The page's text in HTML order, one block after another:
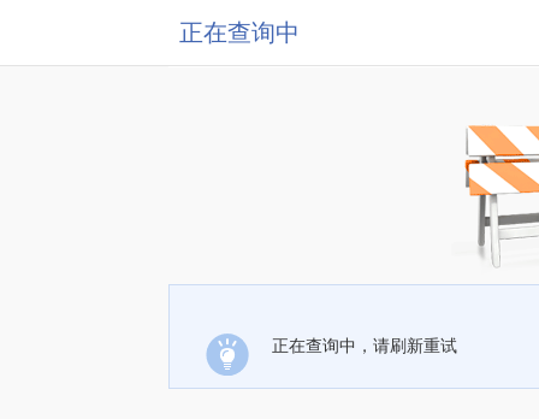
正在查询中
正在查询中，请刷新重试